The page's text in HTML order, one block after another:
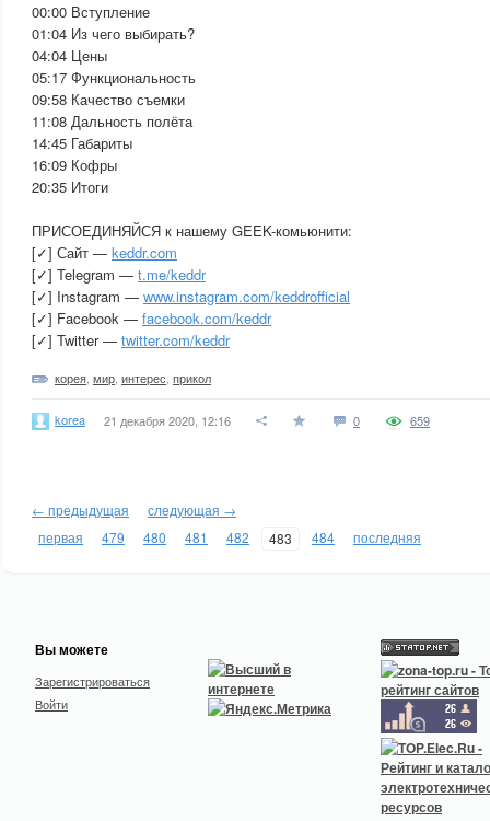
00:00 Вступление
01:04 Из чего выбирать?
04:04 Цены
05:17 Функциональность
09:58 Качество съемки
11:08 Дальность полёта
14:45 Габариты
16:09 Кофры
20:35 Итоги
ПРИСОЕДИНЯЙСЯ к нашему GEEK-комьюнити:
[✓] Сайт — keddr.com
[✓] Telegram — t.me/keddr
[✓] Instagram — www.instagram.com/keddrofficial
[✓] Facebook — facebook.com/keddr
[✓] Twitter — twitter.com/keddr
корея мир интерес прикол
korea 21 декабря 2020, 12:16 0 659
← предыдущая
следующая →
первая
479 480 481 482 483 484 последняя
Вы можете
Зарегистрироваться
Войти